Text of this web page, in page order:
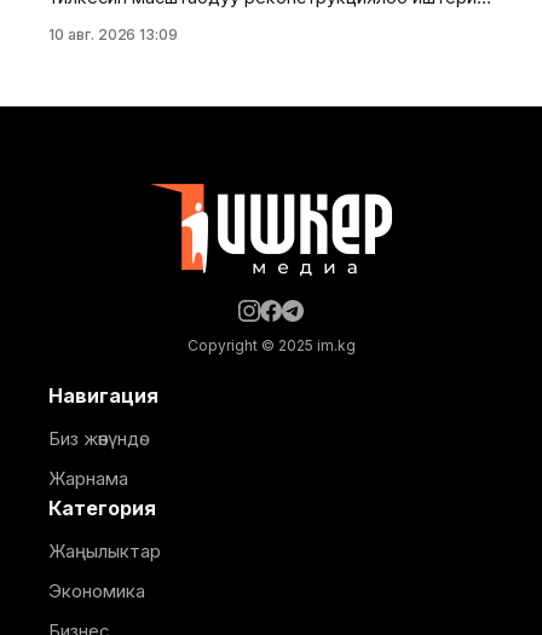
байланыш жүргүзүп жатат. Ошондой
аткарылды. Аэропорттун тарыхында биринчи жолу
10 авг. 2026 13:09
Copyright © 2025 im.kg
Навигация
Биз жөнүндө
Жарнама
Категория
Жаңылыктар
Экономика